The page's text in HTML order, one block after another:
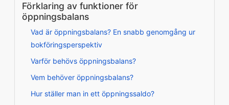
Förklaring av funktioner för
öppningsbalans
Vad är öppningsbalans? En snabb genomgång ur
bokföringsperspektiv
Varför behövs öppningsbalans?
Vem behöver öppningsbalans?
Hur ställer man in ett öppningssaldo?